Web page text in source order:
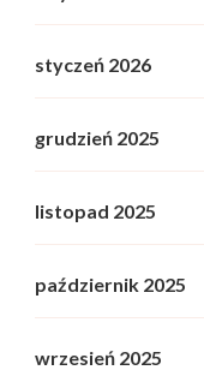
styczeń 2026
grudzień 2025
listopad 2025
październik 2025
wrzesień 2025